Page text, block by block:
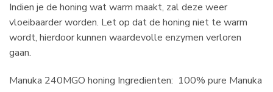
Indien je de honing wat warm maakt, zal deze weer
vloeibaarder worden. Let op dat de honing niet te warm
wordt, hierdoor kunnen waardevolle enzymen verloren
gaan.
Manuka 240MGO honing Ingredienten: 100% pure Manuka